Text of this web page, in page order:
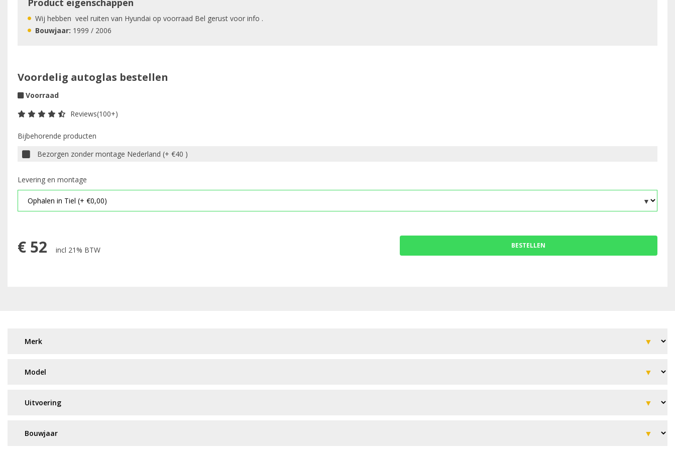
Product eigenschappen
Wij hebben veel ruiten van Hyundai op voorraad Bel gerust voor info .
Bouwjaar: 1999 / 2006
Voordelig autoglas bestellen
Voorraad
Reviews(100+)
Bijbehorende producten
Bezorgen zonder montage Nederland (+ €40 )
Levering en montage
€ 52 incl 21% BTW BESTELLEN